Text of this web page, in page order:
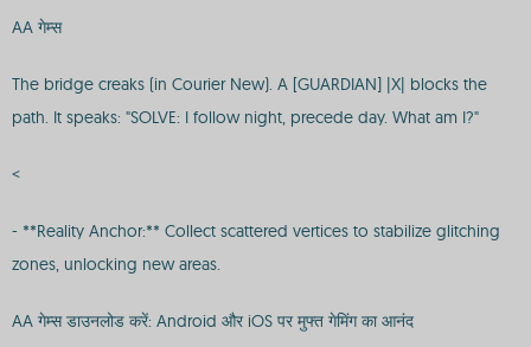
AA गेम्स
The bridge creaks (in Courier New). A [GUARDIAN] |X| blocks the
path. It speaks: "SOLVE: I follow night, precede day. What am I?"
<
- **Reality Anchor:** Collect scattered vertices to stabilize glitching
zones, unlocking new areas.
AA गेम्स डाउनलोड करें: Android और iOS पर मुफ्त गेमिंग का आनंद